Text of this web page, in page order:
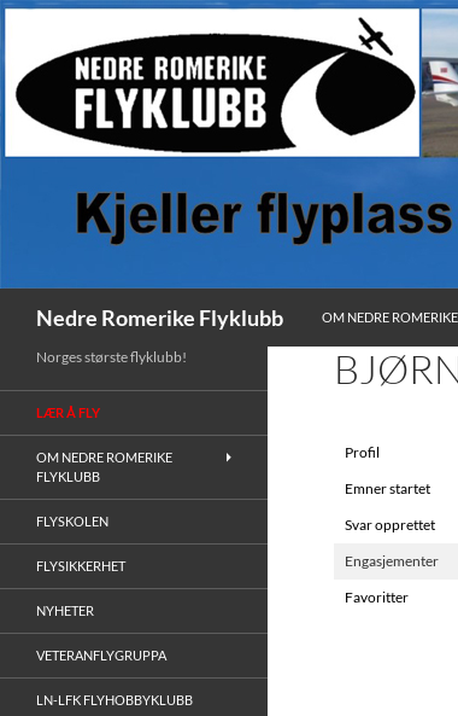
Nedre Romerike Flyklubb
OM NEDRE
Profil
Emner startet
Svar opprettet
Engasjementer
Favoritter
Norges største flyklubb!
LÆR Å FLY
OM NEDRE ROMERIKE
FLYKLUBB
FLYSKOLEN
FLYSIKKERHET
NYHETER
VETERANFLYGRUPPA
LN-LFK FLYHOBBYKLUBB